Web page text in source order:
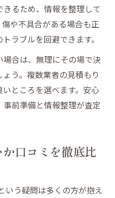
るため、情報を整理して
や不具合がある場合も正
ラブルを回避できます。
合は、無理にその場で決
う。複数業者の見積もり
ところを選べます。安心
前準備と情報整理が査定
口コミを徹底比
いう疑問は多くの方が抱え